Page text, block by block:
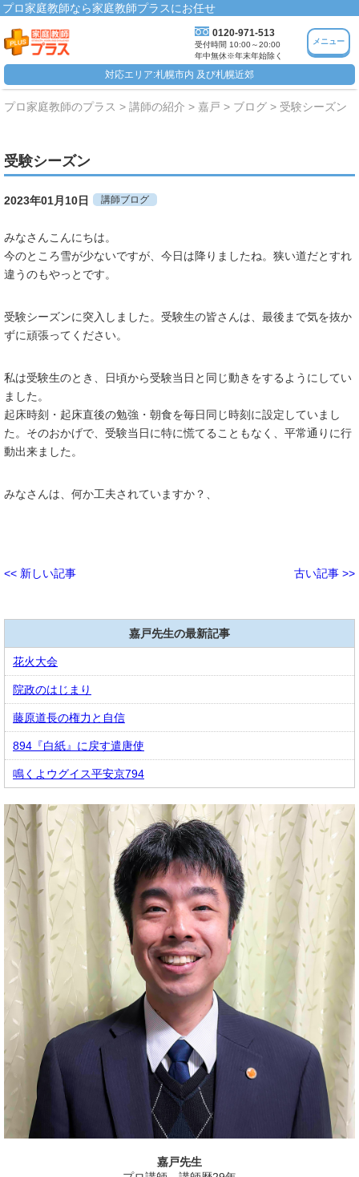
プロ家庭教師なら家庭教師プラスにお任せ
0120-971-513
受付時間 10:00～20:00
年中無休※年末年始除く
メニュー
対応エリア:札幌市内 及び札幌近郊
プロ家庭教師のプラス 講師の紹介 嘉戸 ブログ 受験シーズン
受験シーズン
2023年01月10日 講師ブログ
みなさんこんにちは。
今のところ雪が少ないですが、今日は降りましたね。狭い道だとすれ
違うのもやっとです。
受験シーズンに突入しました。受験生の皆さんは、最後まで気を抜か
ずに頑張ってください。
私は受験生のとき、日頃から受験当日と同じ動きをするようにしてい
ました。
起床時刻・起床直後の勉強・朝食を毎日同じ時刻に設定していまし
た。そのおかげで、受験当日に特に慌てることもなく、平常通りに行
動出来ました。
みなさんは、何か工夫されていますか？、
古い記事 >>
<< 新しい記事
嘉戸先生の最新記事
花火大会
院政のはじまり
藤原道長の権力と自信
894『白紙』に戻す遣唐使
鳴くよウグイス平安京794
嘉戸先生